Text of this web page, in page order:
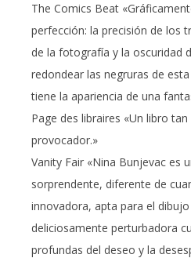
The Comics Beat
perfección: la precisión de los
de la fotografía y la oscuridad
redondear las negruras de
tiene la apariencia de una
Page des libraires «Un libro
provocador.»
Vanity Fair «Nina Bunjevac es
sorprendente, diferente de
innovadora, apta para el
deliciosamente perturbadora
profundas del deseo y la